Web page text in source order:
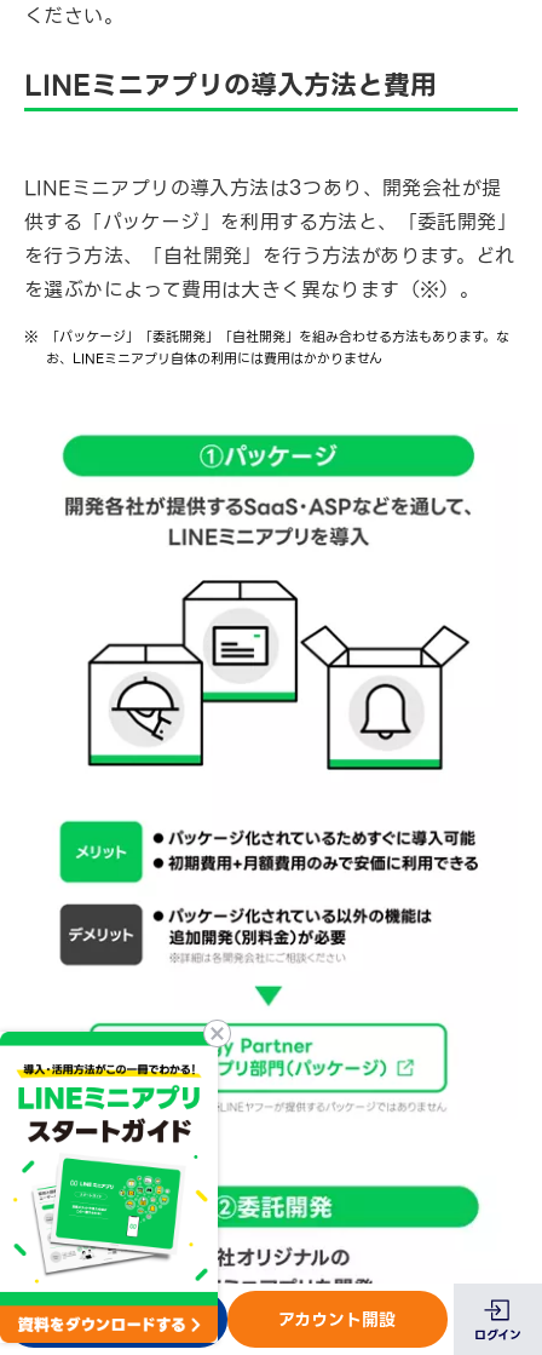
ください。
LINEミニアプリの導入方法と費用
LINEミニアプリの導入方法は3つあり、開発会社が提
供する「パッケージ」を利用する方法と、「委託開発」
を行う方法、「自社開発」を行う方法があります。どれ
を選ぶかによって費用は大きく異なります（※）。
「パッケージ」「委託開発」「自社開発」を組み合わせる方法もあります。な
お、LINEミニアプリ自体の利用には費用はかかりません
お問い合わせ アカウント開設
ログイン